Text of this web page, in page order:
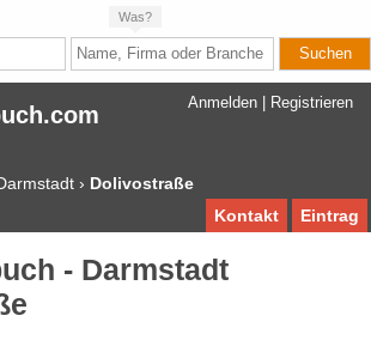
Was?
Anmelden Registrieren
› Dolivostraße
Eintrag
Kontakt
- Darmstadt